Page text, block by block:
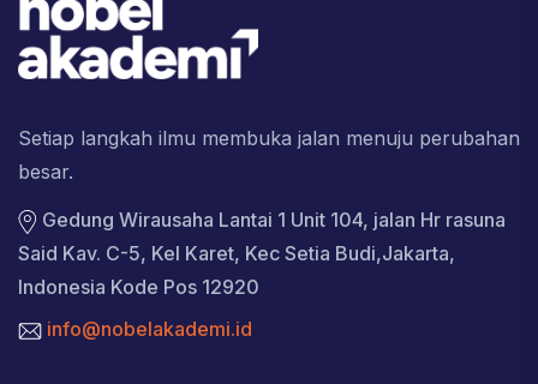
Setiap langkah ilmu membuka jalan menuju perubahan
besar.
Gedung Wirausaha Lantai 1 Unit 104, jalan Hr rasuna
Said Kav. C-5, Kel Karet, Kec Setia Budi,Jakarta,
Indonesia Kode Pos 12920
info@nobelakademi.id